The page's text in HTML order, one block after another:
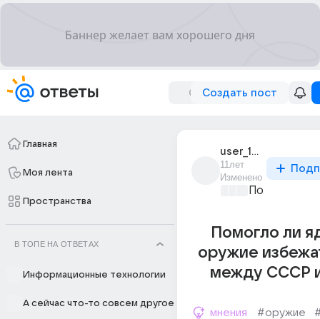
Создать пост
Главная
Моя лента
Пространства
В ТОПЕ НА ОТВЕТАХ
Информационные технологии
А сейчас что-то совсем другое
user_188500268
11лет
Изменено
Помогло ли
оружие
между СССР
мнения #оружие